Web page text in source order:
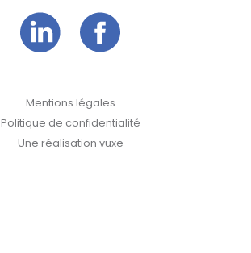
Mentions légales
Politique de confidentialité
Une réalisation vuxe